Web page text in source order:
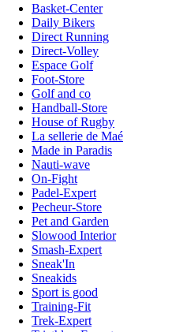
Basket-Center
Daily Bikers
Direct Running
Direct-Volley
Espace Golf
Foot-Store
Golf and co
Handball-Store
House of Rugby
La sellerie de Maé
Made in Paradis
Nauti-wave
On-Fight
Padel-Expert
Pecheur-Store
Pet and Garden
Slowood Interior
Smash-Expert
Sneak'In
Sneakids
Sport is good
Training-Fit
Trek-Expert